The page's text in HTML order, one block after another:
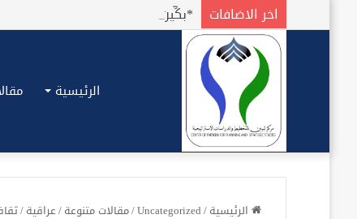
اخر الاضافات
الرئيسية
الرئيسية/
Uncategorized
/مقالات متنوعة/عراقية/